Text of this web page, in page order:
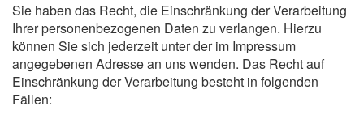
Sie haben das Recht, die Einschränkung der Verarbeitung
Ihrer personenbezogenen Daten zu verlangen. Hierzu
können Sie sich jederzeit unter der im Impressum
angegebenen Adresse an uns wenden. Das Recht auf
Einschränkung der Verarbeitung besteht in folgenden
Fällen: